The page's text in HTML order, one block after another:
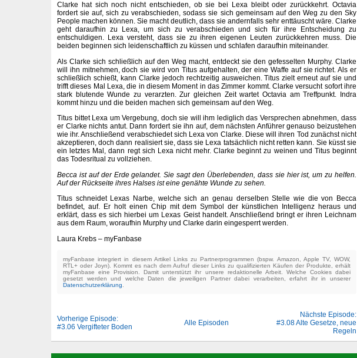
Clarke hat sich noch nicht entschieden, ob sie bei Lexa bleibt oder zurückkehrt. Octavia
fordert sie auf, sich zu verabschieden, sodass sie sich gemeinsam auf den Weg zu den Sky
People machen können. Sie macht deutlich, dass sie andernfalls sehr enttäuscht wäre. Clarke
geht daraufhin zu Lexa, um sich zu verabschieden und sich für ihre Entscheidung zu
entschuldigen. Lexa versteht, dass sie zu ihren eigenen Leuten zurückkehren muss. Die
beiden beginnen sich leidenschaftlich zu küssen und schlafen daraufhin miteinander.
Als Clarke sich schließlich auf den Weg macht, entdeckt sie den gefesselten Murphy. Clarke
will ihn mitnehmen, doch sie wird von Titus aufgehalten, der eine Waffe auf sie richtet. Als er
schließlich schießt, kann Clarke jedoch rechtzeitig ausweichen. Titus zielt erneut auf sie und
trifft dieses Mal Lexa, die in diesem Moment in das Zimmer kommt. Clarke versucht sofort ihre
stark blutende Wunde zu verarzten. Zur gleichen Zeit wartet Octavia am Treffpunkt. Indra
kommt hinzu und die beiden machen sich gemeinsam auf den Weg.
Titus bittet Lexa um Vergebung, doch sie will ihm lediglich das Versprechen abnehmen, dass
er Clarke nichts antut. Dann fordert sie ihn auf, dem nächsten Anführer genauso beizustehen
wie ihr. Anschließend verabschiedet sich Lexa von Clarke. Diese will ihren Tod zunächst nicht
akzeptieren, doch dann realisiert sie, dass sie Lexa tatsächlich nicht retten kann. Sie küsst sie
ein letztes Mal, dann regt sich Lexa nicht mehr. Clarke beginnt zu weinen und Titus beginnt
das Todesritual zu vollziehen.
Becca ist auf der Erde gelandet. Sie sagt den Überlebenden, dass sie hier ist, um zu helfen.
Auf der Rückseite ihres Halses ist eine genähte Wunde zu sehen.
Titus schneidet Lexas Narbe, welche sich an genau derselben Stelle wie die von Becca
befindet, auf. Er holt einen Chip mit dem Symbol der künstlichen Intelligenz heraus und
erklärt, dass es sich hierbei um Lexas Geist handelt. Anschließend bringt er ihren Leichnam
aus dem Raum, woraufhin Murphy und Clarke darin eingesperrt werden.
Laura Krebs – myFanbase
myFanbase integriert in diesem Artikel Links zu Partnerprogrammen (bspw. Amazon, Apple TV, WOW,
RTL+ oder Joyn). Kommt es nach dem Aufruf dieser Links zu qualifizierten Käufen der Produkte, erhält
myFanbase eine Provision. Damit unterstützt ihr unsere redaktionelle Arbeit. Welche Cookies dabei
gesetzt werden und welche Daten die jeweiligen Partner dabei verarbeiten, erfahrt ihr in unserer
Datenschutzerklärung
Vorherige Episode:
#3.06 Vergifteter Boden
Alle Episoden
Nächste Episode:
#3.08 Alte Gesetze, neue
Regeln